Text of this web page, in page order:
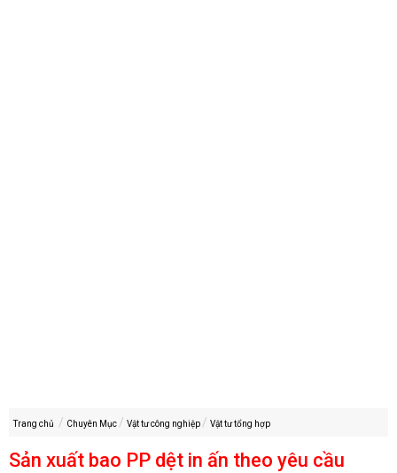
Trang chủ Chuyên Mục Vật tư công nghiệp Vật tư tổng hợp
Sản xuất bao PP dệt in ấn theo yêu cầu